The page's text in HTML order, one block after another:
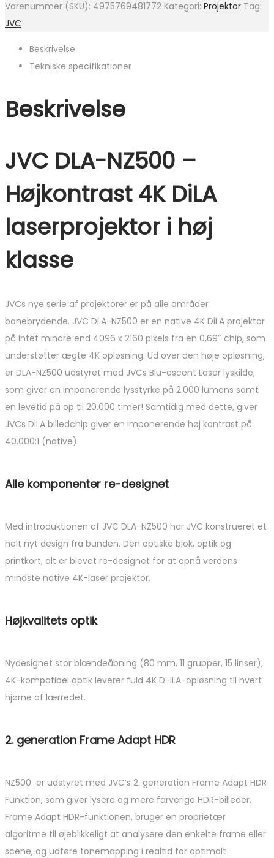
Varenummer (SKU): 4975769481772 Kategori: Projektor Tag:
JVC
Beskrivelse
Tekniske specifikationer
Beskrivelse
JVC DLA-NZ500 –
Højkontrast 4K DiLA
laserprojektor i høj
klasse
JVCs nye serie af projektorer er på alle områder
banebrydende. JVC DLA-NZ500 er en native 4K DiLA projektor
på intet mindre end 4096 x 2160 pixels fra en 0,69″ chip, som
understøtter ægte 4K opløsning. Ud over den høje opløsning,
er DLA-NZ500 udstyret med JVCs Blu-escent Laser lyskilde,
som giver en imponerende lysstyrke på 2.000 lumens samt
en levetid på op til 20.000 timer! Samtidig med dette, giver
JVCs DiLA billedchip giver en imponerende høj kontrast på
40.000:1 (native).
Alle komponenter re-designet
Med introduktionen af JVC DLA-NZ500 har JVC konstrueret et
helt nyt design fra bunden. Den optiske blok, optik og
printkort, alt er blevet re-designet for at opnå verdens
mindste native 4K-laser projektor.
Højkvalitets optik
Nydesignet stor blændeåbning (80 mm, 11 grupper, 15 linser),
4K-kompatibel optik leverer fuld 4K D-ILA-opløsning til hvert
hjørne af lærredet.
2. generation Frame Adapt HDR
NZ500 er udstyret med JVC’s 2. generation Frame Adapt HDR
Funktion, som giver lysere og mere farverige HDR-billeder.
Frame Adapt HDR-funktionen, bruger en proprietær
algoritme til øjeblikkeligt at analysere den enkelte frame eller
scene, og udføre tonemapping i realtid for optimalt